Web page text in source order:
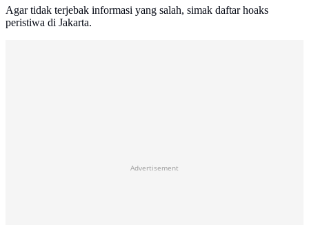
Agar tidak terjebak informasi yang salah, simak daftar hoaks
peristiwa di Jakarta.
Advertisement